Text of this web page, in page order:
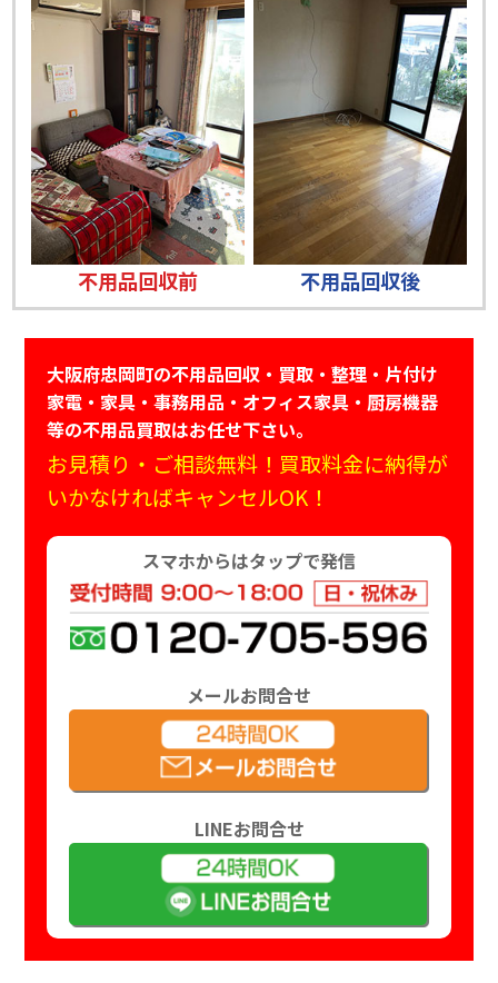
不用品回収前 不用品回収後
大阪府忠岡町の不用品回収・買取・整理・片付け
家電・家具・事務用品・オフィス家具・厨房機器
等の不用品買取はお任せ下さい。
お見積り・ご相談無料！買取料金に納得が
いかなければキャンセルOK！
スマホからはタップで発信
メールお問合せ
LINEお問合せ